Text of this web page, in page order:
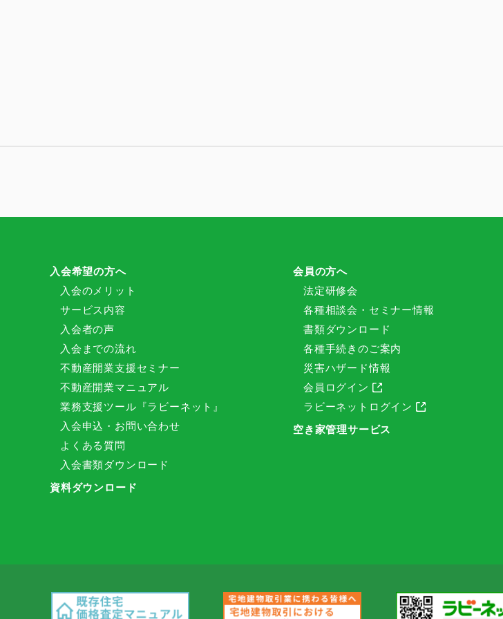
入会希望の方へ
入会のメリット
サービス内容
入会者の声
入会までの流れ
不動産開業支援セミナー
不動産開業マニュアル
業務支援ツール『ラビーネット』
入会申込・お問い合わせ
よくある質問
入会書類ダウンロード
資料ダウンロード
会員の方へ
法定研修会
各種相談会・セミナー情報
書類ダウンロード
各種手続きのご案内
災害ハザード情報
会員ログイン
ラビーネットログイン
空き家管理サービス